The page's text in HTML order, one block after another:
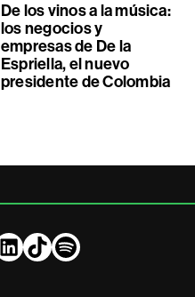
De los vinos a la música:
los negocios y
empresas de De la
Espriella, el nuevo
presidente de Colombia